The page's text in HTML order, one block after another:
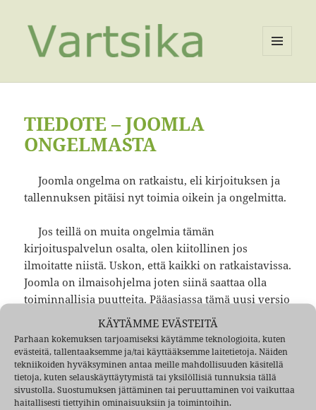
KÄYTÄMME EVÄSTEITÄ
Parhaan kokemuksen tarjoamiseksi käytämme teknologioita, kuten
evästeitä, tallentaaksemme ja/tai käyttääksemme laitetietoja. Näiden
tekniikoiden hyväksyminen antaa meille mahdollisuuden käsitellä
tietoja, kuten selauskäyttäytymistä tai yksilöllisiä tunnuksia tällä
sivustolla. Suostumuksen jättäminen tai peruuttaminen voi vaikuttaa
haitallisesti tiettyihin ominaisuuksiin ja toimintoihin.
VIMPAIMET
TIEDOTE – JOOMLA
ONGELMASTA
Joomla ongelma on ratkaistu, eli kirjoituksen ja
tallennuksen pitäisi nyt toimia oikein ja ongelmitta.
Jos teillä on muita ongelmia tämän
kirjoituspalvelun osalta, olen kiitollinen jos
ilmoitatte niistä. Uskon, että kaikki on ratkaistavissa.
Joomla on ilmaisohjelma joten siinä saattaa olla
toiminnallisia puutteita. Pääasiassa tämä uusi versio
on vaikuttanut hyvältä ja käyttökelpoiselta ja on
tuonut uusia mahdollisuuksia kirjoittajille.
Tilastoinnitkin näkyvät nyt lukijoille, eli
kirjoitusten lukukerrat ovat näkyvillä valikkotasolla
”Osumat” tekstillä varustettuina. Ne eivät tarkoita